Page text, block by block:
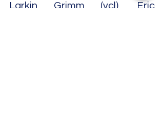
Larkin Grimm (vcl), Eric